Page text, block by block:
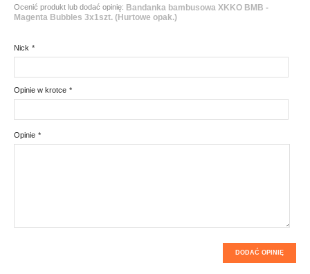
Ocenić produkt lub dodać opinię: Bandanka bambusowa XKKO BMB -
Magenta Bubbles 3x1szt. (Hurtowe opak.)
*
Nick
*
Opinie w krotce
*
Opinie
DODAĆ OPINIĘ